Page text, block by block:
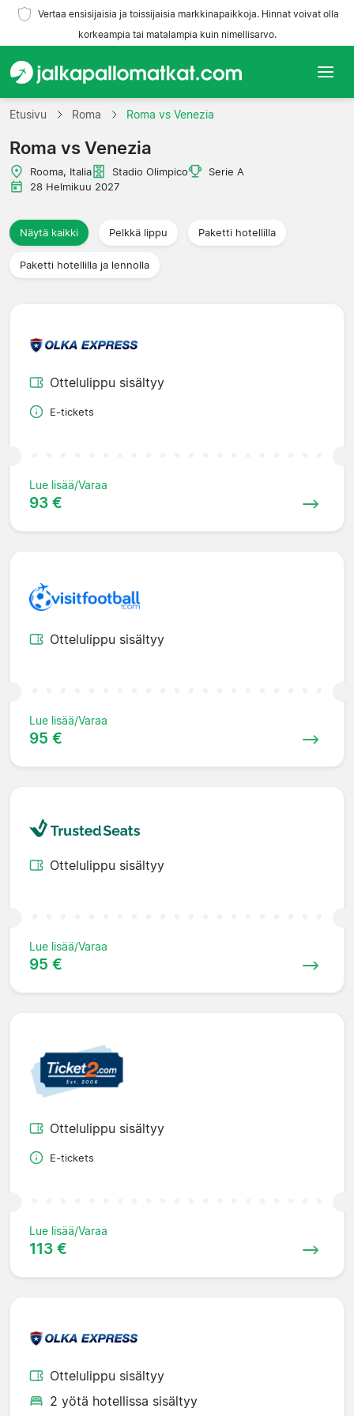
Vertaa ensisijaisia ja toissijaisia markkinapaikkoja. Hinnat voivat olla
korkeampia tai matalampia kuin nimellisarvo.
Etusivu
Joukkueet
Liigat
Matkatoimistoja
Etusivu Roma Roma vs Venezia
Roma vs Venezia
Rooma, Italia Stadio Olimpico
Serie A
28 Helmikuu 2027
Näytä kaikki Pelkkä lippu Paketti hotellilla
Paketti hotellilla ja lennolla
Ottelulippu sisältyy
E-tickets
Lue lisää/Varaa
93 €
Ottelulippu sisältyy
Lue lisää/Varaa
95 €
Ottelulippu sisältyy
Lue lisää/Varaa
95 €
Ottelulippu sisältyy
E-tickets
Lue lisää/Varaa
113 €
Ottelulippu sisältyy
2 yötä hotellissa sisältyy